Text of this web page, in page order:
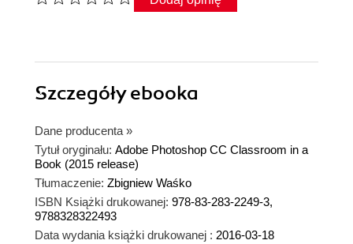
Szczegółyebooka
Dane producenta »
Tytuł oryginału: Adobe Photoshop CC Classroom in a
Book (2015 release)
Tłumaczenie: Zbigniew Waśko
ISBN Książki drukowanej: 978-83-283-2249-3,
9788328322493
Data wydania książki drukowanej : 2016-03-18